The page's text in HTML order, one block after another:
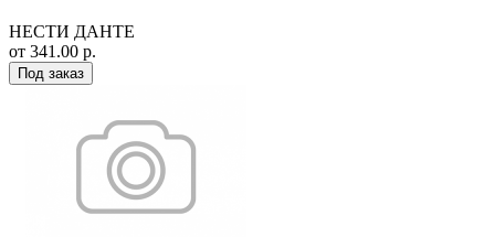
НЕСТИ ДАНТЕ
от 341.00 р.
Под заказ